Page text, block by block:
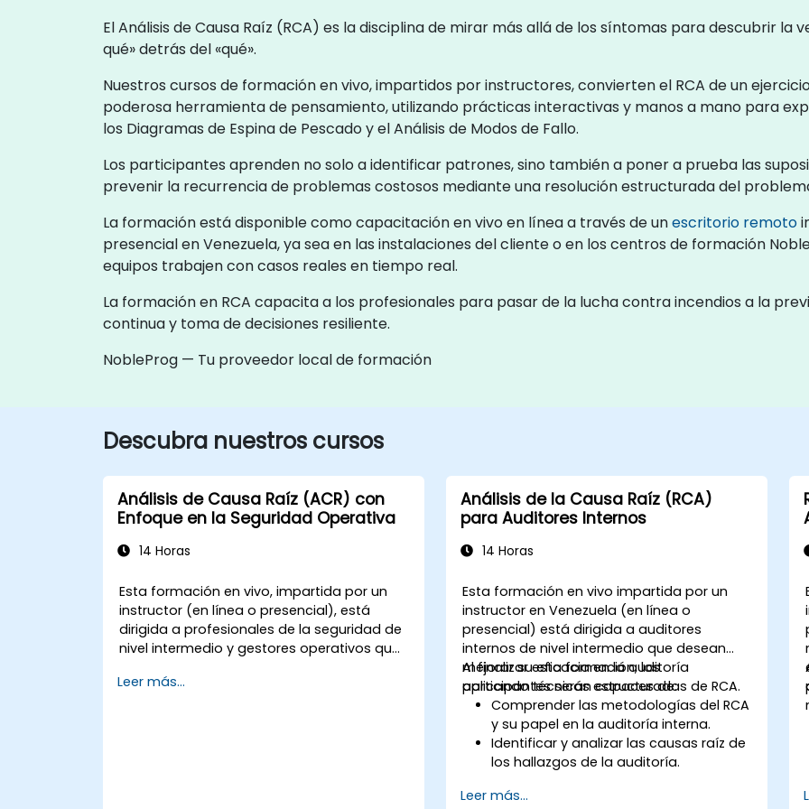
El Análisis de Causa Raíz (RCA) es la disciplina de mirar más allá de los síntomas para descubrir
qué» detrás del «qué».
Nuestros cursos de formación en vivo, impartidos por instructores, convierten el RCA de un
poderosa herramienta de pensamiento, utilizando prácticas interactivas y manos a mano para
los Diagramas de Espina de Pescado y el Análisis de Modos de Fallo.
Los participantes aprenden no solo a identificar patrones, sino también a poner a prueba las
prevenir la recurrencia de problemas costosos mediante una resolución estructurada del
La formación está disponible como capacitación en vivo en línea a través de unescritorio remoto
presencial en Venezuela, ya sea en las instalaciones del cliente o en los centros de formación
equipos trabajen con casos reales en tiempo real.
La formación en RCA capacita a los profesionales para pasar de la lucha contra incendios a la
continua y toma de decisiones resiliente.
NobleProg — Tu proveedor local de formación
Descubra nuestros cursos
Análisis de Causa Raíz (ACR) con
Enfoque en la Seguridad Operativa
14 Horas
Esta formación en vivo, impartida por un
instructor (en línea o presencial), está
dirigida a profesionales de la seguridad de
nivel intermedio y gestores operativos que
investigar incidentes, identificar debilidades
Leer más...
Análisis de la Causa Raíz (RCA)
para Auditores Internos
14 Horas
Esta formación en vivo impartida por un
instructor en Venezuela (en línea o
presencial) está dirigida a auditores
internos de nivel intermedio que desean
mejorar su eficacia en la auditoría
aplicando técnicas estructuradas de RCA.
Al finalizar esta formación, los
participantes serán capaces de:
Comprender las metodologías del RCA
y su papel en la auditoría interna.
Identificar y analizar las causas raíz de
los hallazgos de la auditoría.
método de los 5 Porqués, el Diagrama
Leer más...